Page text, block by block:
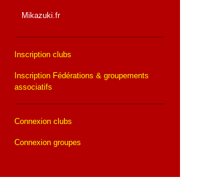
Mikazuki.fr
Inscription clubs
Inscription Fédérations & groupements
associatifs
Connexion clubs
Connexion groupes